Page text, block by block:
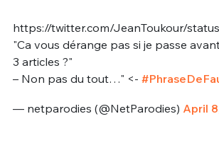
https://twitter.com/JeanToukour/
"Ca vous dérange pas si je passe
3 articles ?"
– Non pas du tout…" <-
— netparodies (@NetParodies) April